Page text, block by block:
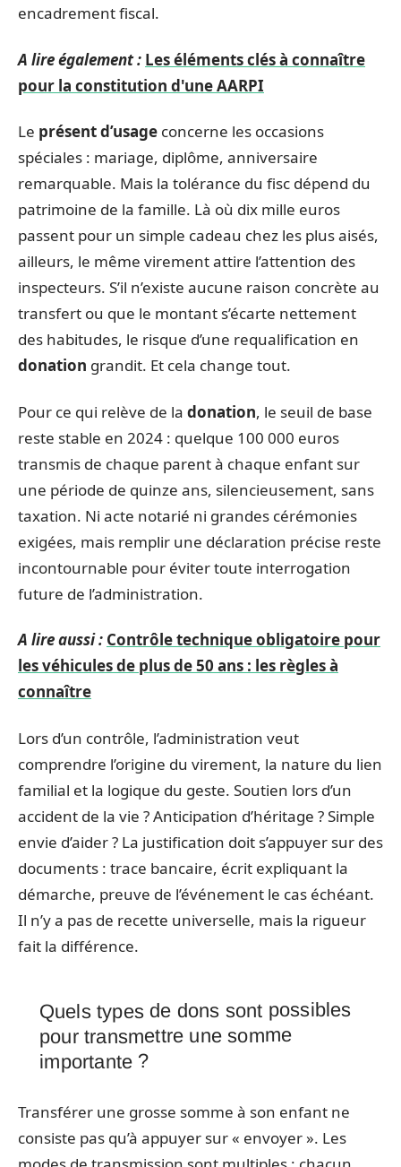
encadrement fiscal.
A lire également : Les éléments clés à connaître
pour la constitution d'une AARPI
Le présent d’usage concerne les occasions
spéciales : mariage, diplôme, anniversaire
remarquable. Mais la tolérance du fisc dépend du
patrimoine de la famille. Là où dix mille euros
passent pour un simple cadeau chez les plus aisés,
ailleurs, le même virement attire l’attention des
inspecteurs. S’il n’existe aucune raison concrète au
transfert ou que le montant s’écarte nettement
des habitudes, le risque d’une requalification en
donation grandit. Et cela change tout.
Pour ce qui relève de la donation, le seuil de base
reste stable en 2024 : quelque 100 000 euros
transmis de chaque parent à chaque enfant sur
une période de quinze ans, silencieusement, sans
taxation. Ni acte notarié ni grandes cérémonies
exigées, mais remplir une déclaration précise reste
incontournable pour éviter toute interrogation
future de l’administration.
A lire aussi : Contrôle technique obligatoire pour
les véhicules de plus de 50 ans : les règles à
connaître
Lors d’un contrôle, l’administration veut
comprendre l’origine du virement, la nature du lien
familial et la logique du geste. Soutien lors d’un
accident de la vie ? Anticipation d’héritage ? Simple
envie d’aider ? La justification doit s’appuyer sur des
documents : trace bancaire, écrit expliquant la
démarche, preuve de l’événement le cas échéant.
Il n’y a pas de recette universelle, mais la rigueur
fait la différence.
Quels types de dons sont possibles
pour transmettre une somme
importante ?
Transférer une grosse somme à son enfant ne
consiste pas qu’à appuyer sur « envoyer ». Les